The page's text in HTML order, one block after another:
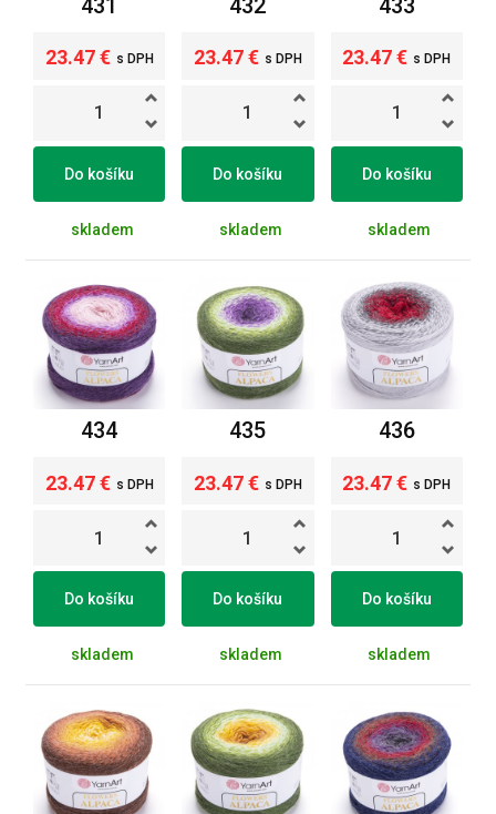
431
23.47 € s DPH
Do košíku
skladem
432
23.47 € s DPH
Do košíku
skladem
433
23.47 € s DPH
Do košíku
skladem
434
23.47 € s DPH
Do košíku
skladem
435
23.47 € s DPH
Do košíku
skladem
436
23.47 € s DPH
Do košíku
skladem